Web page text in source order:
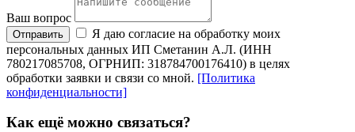
Ваш вопрос
Отправить
Я даю согласие на обработку моих
персональных данных ИП Сметанин А.Л. (ИНН
780217085708, ОГРНИП: 318784700176410) в целях
обработки заявки и связи со мной. [Политика
конфиденциальности]
Как ещё можно связаться?